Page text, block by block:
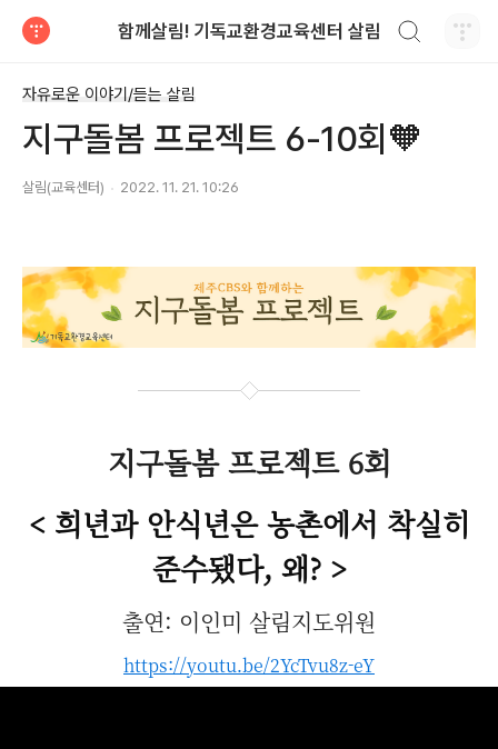
함께살림! 기독교환경교육센터 살림
자유로운 이야기/듣는 살림
지구돌봄 프로젝트 6-10회🧡
살림(교육센터) 2022. 11. 21. 10:26
지구돌봄 프로젝트 6회
< 희년과 안식년은 농촌에서 착실히
준수됐다, 왜? >
출연: 이인미 살림지도위원
https://youtu.be/2YcTvu8z-eY